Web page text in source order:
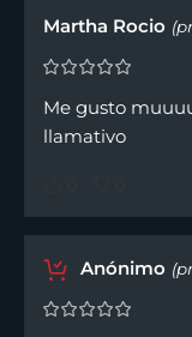
Martha Rocio
Me gusto
llamativo
Anónimo